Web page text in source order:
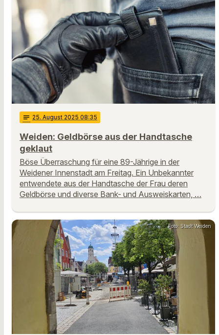
notes 25. August 2025 08:35
Weiden: Geldbörse aus der Handtasche
geklaut
Böse Überraschung für eine 89-Jährige in der
Weidener Innenstadt am Freitag. Ein Unbekannter
entwendete aus der Handtasche der Frau deren
Geldbörse und diverse Bank- und Ausweiskarten, …
Foto: Stadt Weiden